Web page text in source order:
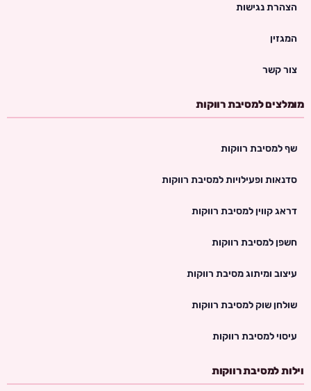
הצהרת נגישות
המגזין
צור קשר
מומלצים למסיבת רווקות
שף למסיבת רווקות
סדנאות ופעילויות למסיבת רווקות
דראג קווין למסיבת רווקות
חשפן למסיבת רווקות
עיצוב ומיתוג מסיבת רווקות
שולחן שוק למסיבת רווקות
עיסוי למסיבת רווקות
וילות למסיבת רווקות